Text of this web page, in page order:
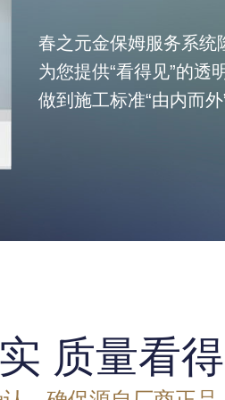
春之元金保姆服务系统
为您提供“看得见”的透
做到施工标准“由内而
质量看